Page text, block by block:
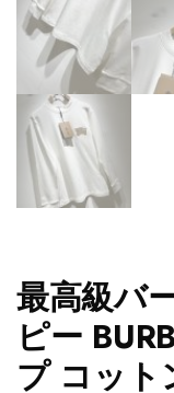
最高級バ
ピー
プ コット